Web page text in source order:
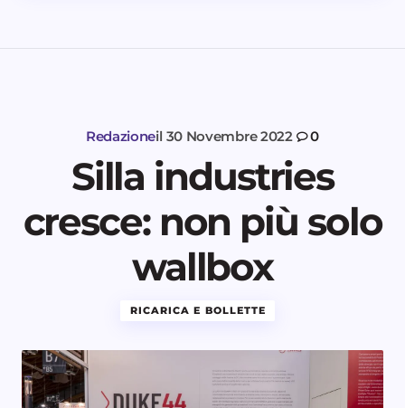
Redazioneil 30 Novembre 2022 0
Silla industries
cresce: non più solo
wallbox
RICARICA E BOLLETTE